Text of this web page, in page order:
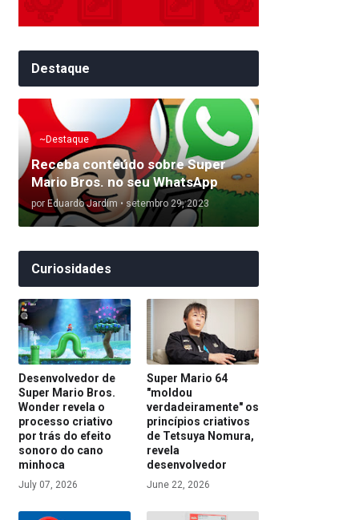
Destaque
~Destaque
Receba conteúdo sobre Super
Mario Bros. no seu WhatsApp
por Eduardo Jardim • setembro 29, 2023
Curiosidades
Desenvolvedor de
Super Mario Bros.
Wonder revela o
processo criativo
por trás do efeito
sonoro do cano
minhoca
July 07, 2026
Super Mario 64
"moldou
verdadeiramente" os
princípios criativos
de Tetsuya Nomura,
revela
desenvolvedor
June 22, 2026